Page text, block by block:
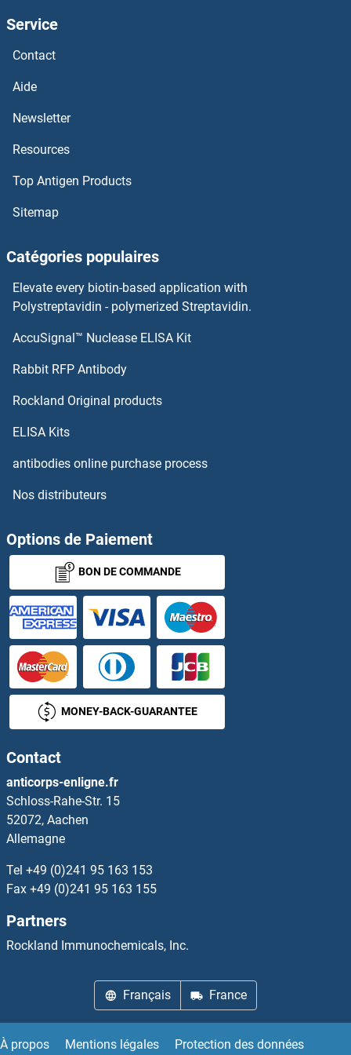
TNFSF9 Kits ELISA
TNFSF4 Kits ELISA
TNFSF15 Kits ELISA
TNFSF14 Kits ELISA
TNFRSF8 Kits ELISA
TNFRSF6B Kits ELISA
TNFRSF4 Kits ELISA
TNP2 Kits ELISA
TNPO2 Kits ELISA
TNS3 Kits ELISA
TNXB Kits ELISA
TOE1 Kits ELISA
TOLLIP Kits ELISA
Tolloid-Like 2 Kits ELISA
TOM70 Kits ELISA
TOMM22 Kits ELISA
TOMM34 Kits ELISA
TOMM40 Kits ELISA
TOMM40L Kits ELISA
TOMM6 Kits ELISA
TOP2 Kits ELISA
Service
Contact
Aide
Newsletter
Resources
Top Antigen Products
Sitemap
Catégories populaires
Elevate every biotin-based application with
Polystreptavidin - polymerized Streptavidin.
AccuSignal™ Nuclease ELISA Kit
Rabbit RFP Antibody
Rockland Original products
ELISA Kits
antibodies online purchase process
Nos distributeurs
Options de Paiement
BON DE COMMANDE
MONEY-BACK-GUARANTEE
Contact
anticorps-enligne.fr
Schloss-Rahe-Str. 15
52072, Aachen
Allemagne
Tel +49 (0)241 95 163 153
Fax +49 (0)241 95 163 155
Partners
Rockland Immunochemicals, Inc.
Français France
À propos Mentions légales Protection des données